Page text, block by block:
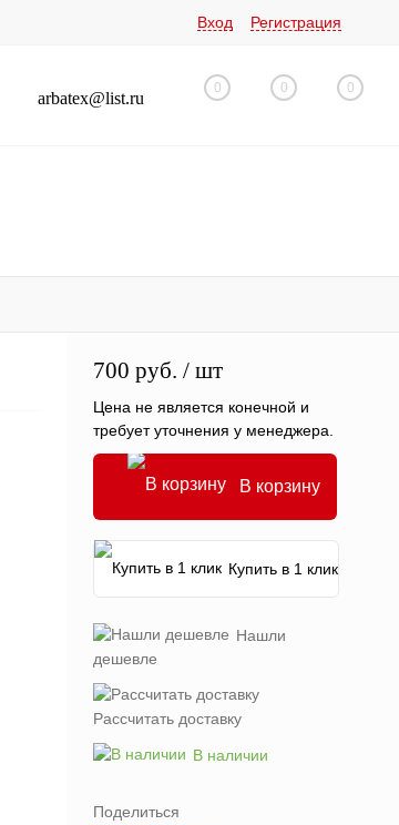
Вход Регистрация
arbatex@list.ru
0 0 0
700 руб. / шт
Цена не является конечной и
требует уточнения у менеджера.
В корзину
Купить в 1 клик
Нашли
дешевле
Рассчитать доставку
В наличии
Поделиться